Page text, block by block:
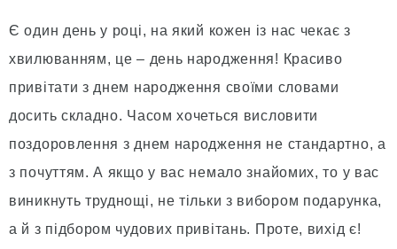
Є один день у році, на який кожен із нас чекає з
хвилюванням, це – день народження! Красиво
привітати з днем народження своїми словами
досить складно. Часом хочеться висловити
поздоровлення з днем народження не стандартно, а
з почуттям. А якщо у вас немало знайомих, то у вас
виникнуть труднощі, не тільки з вибором подарунка,
а й з підбором чудових привітань. Проте, вихід є!